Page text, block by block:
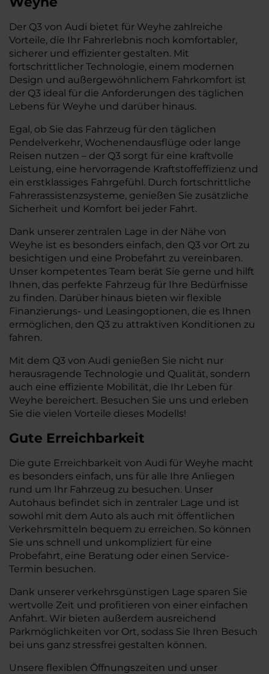
Der Q3 von Audi bietet für Weyhe zahlreiche
Vorteile, die Ihr Fahrerlebnis noch komfortabler,
sicherer und effizienter gestalten. Mit
fortschrittlicher Technologie, einem modernen
Design und außergewöhnlichem Fahrkomfort ist
der Q3 ideal für die Anforderungen des täglichen
Lebens für Weyhe und darüber hinaus.
Egal, ob Sie das Fahrzeug für den täglichen
Pendelverkehr, Wochenendausflüge oder lange
Reisen nutzen – der Q3 sorgt für eine kraftvolle
Leistung, eine hervorragende Kraftstoffeffizienz und
ein erstklassiges Fahrgefühl. Durch fortschrittliche
Fahrerassistenzsysteme, genießen Sie zusätzliche
Sicherheit und Komfort bei jeder Fahrt.
Dank unserer zentralen Lage in der Nähe von
Weyhe ist es besonders einfach, den Q3 vor Ort zu
besichtigen und eine Probefahrt zu vereinbaren.
Unser kompetentes Team berät Sie gerne und hilft
Ihnen, das perfekte Fahrzeug für Ihre Bedürfnisse
zu finden. Darüber hinaus bieten wir flexible
Finanzierungs- und Leasingoptionen, die es Ihnen
ermöglichen, den Q3 zu attraktiven Konditionen zu
fahren.
Mit dem Q3 von Audi genießen Sie nicht nur
herausragende Technologie und Qualität, sondern
auch eine effiziente Mobilität, die Ihr Leben für
Weyhe bereichert. Besuchen Sie uns und erleben
Sie die vielen Vorteile dieses Modells!
Gute Erreichbarkeit
Die gute Erreichbarkeit von Audi für Weyhe macht
es besonders einfach, uns für alle Ihre Anliegen
rund um Ihr Fahrzeug zu besuchen. Unser
Autohaus befindet sich in zentraler Lage und ist
sowohl mit dem Auto als auch mit öffentlichen
Verkehrsmitteln bequem zu erreichen. So können
Sie uns schnell und unkompliziert für eine
Probefahrt, eine Beratung oder einen Service-
Termin besuchen.
Dank unserer verkehrsgünstigen Lage sparen Sie
wertvolle Zeit und profitieren von einer einfachen
Anfahrt. Wir bieten außerdem ausreichend
Parkmöglichkeiten vor Ort, sodass Sie Ihren Besuch
bei uns ganz stressfrei gestalten können.
Unsere flexiblen Öffnungszeiten und unser